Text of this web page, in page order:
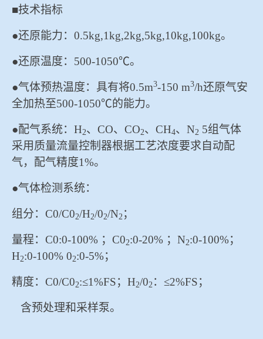
■技术指标
●还原能力：0.5kg,1kg,2kg,5kg,10kg,100kg。
●还原温度：500-1050℃。
●气体预热温度：具有将0.5m3-150 m3/h还原气安
全加热至500-1050℃的能力。
●配气系统：H2、CO、CO2、CH4、N2 5组气体
采用质量流量控制器根据工艺浓度要求自动配
气，配气精度1%。
●气体检测系统：
组分：C0/C02/H2/02/N2；
量程：C0:0-100% ；C02:0-20% ；N2:0-100%；
H2:0-100% 02:0-5%；
精度：C0/C02:≤1%FS；H2/02：≤2%FS；
含预处理和采样泵。